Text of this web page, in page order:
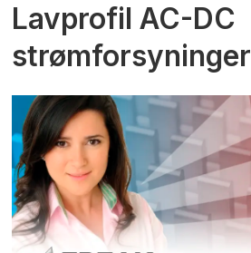
Lavprofil AC-DC
strømforsyninger